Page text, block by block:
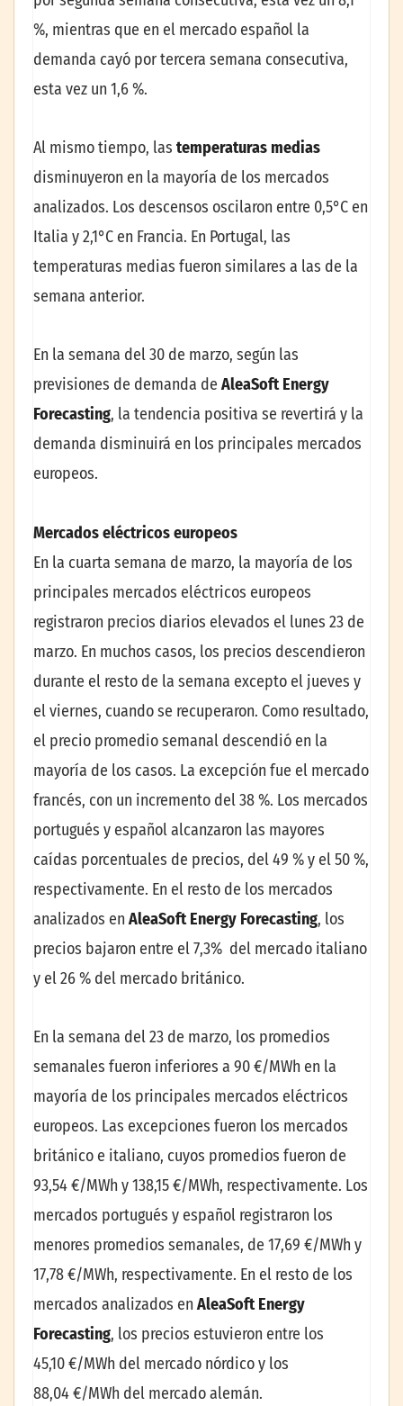
%, mientras que en el mercado español la
demanda cayó por tercera semana consecutiva,
esta vez un 1,6 %.
Al mismo tiempo, las temperaturas medias
disminuyeron en la mayoría de los mercados
analizados. Los descensos oscilaron entre 0,5°C en
Italia y 2,1°C en Francia. En Portugal, las
temperaturas medias fueron similares a las de la
semana anterior.
En la semana del 30 de marzo, según las
previsiones de demanda de AleaSoft Energy
Forecasting, la tendencia positiva se revertirá y la
demanda disminuirá en los principales mercados
europeos.
Mercados eléctricos europeos
En la cuarta semana de marzo, la mayoría de los
principales mercados eléctricos europeos
registraron precios diarios elevados el lunes 23 de
marzo. En muchos casos, los precios descendieron
durante el resto de la semana excepto el jueves y
el viernes, cuando se recuperaron. Como resultado,
el precio promedio semanal descendió en la
mayoría de los casos. La excepción fue el mercado
francés, con un incremento del 38 %. Los mercados
portugués y español alcanzaron las mayores
caídas porcentuales de precios, del 49 % y el 50 %,
respectivamente. En el resto de los mercados
analizados en AleaSoft Energy Forecasting, los
precios bajaron entre el 7,3% del mercado italiano
y el 26 % del mercado británico.
En la semana del 23 de marzo, los promedios
semanales fueron inferiores a 90 €/MWh en la
mayoría de los principales mercados eléctricos
europeos. Las excepciones fueron los mercados
británico e italiano, cuyos promedios fueron de
93,54 €/MWh y 138,15 €/MWh, respectivamente. Los
mercados portugués y español registraron los
menores promedios semanales, de 17,69 €/MWh y
17,78 €/MWh, respectivamente. En el resto de los
mercados analizados en AleaSoft Energy
Forecasting, los precios estuvieron entre los
45,10 €/MWh del mercado nórdico y los
88,04 €/MWh del mercado alemán.